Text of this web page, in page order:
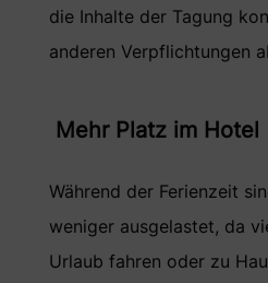
die Inhalte der Tagung
anderen Verpflichtungen
Mehr Platz im Hotel
Während der Ferienzeit
weniger ausgelastet, da
Urlaub fahren oder zu